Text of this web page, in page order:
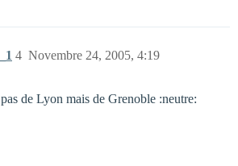
Novembre 24, 2005, 4:19
4
de Lyon mais de Grenoble :neutre: